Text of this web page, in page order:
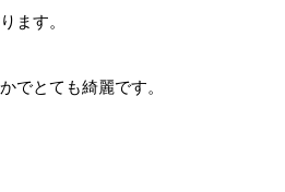
ます。
でとても綺麗です。